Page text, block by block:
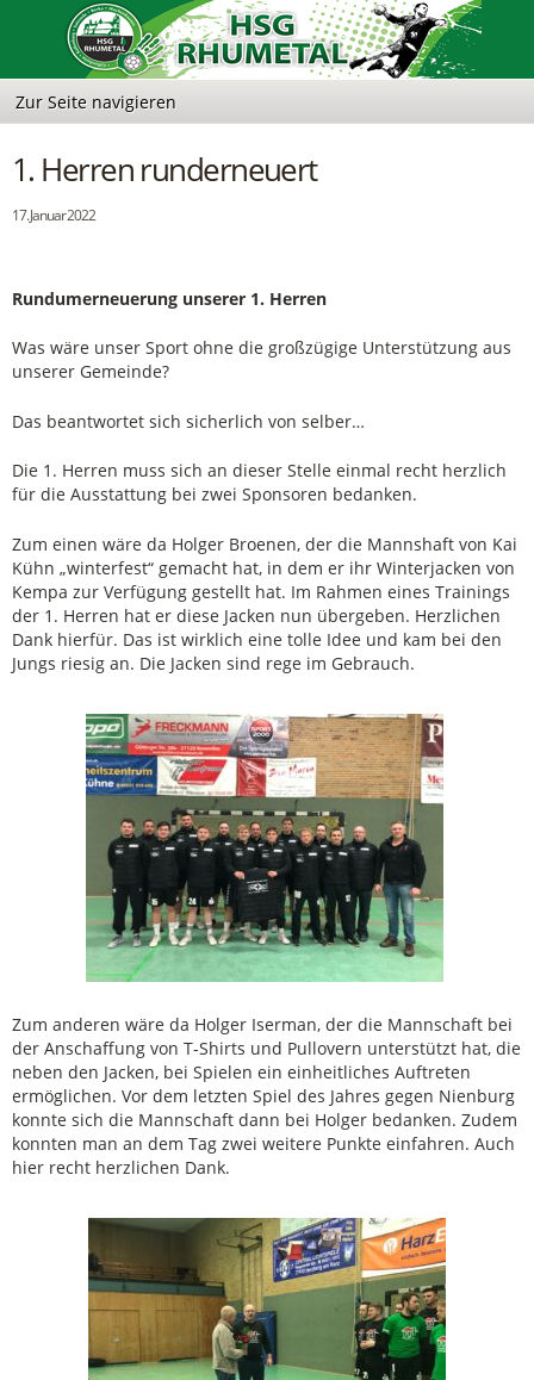
1. Herren runderneuert
17. Januar 2022
Rundumerneuerung unserer 1. Herren
Was wäre unser Sport ohne die großzügige Unterstützung aus
unserer Gemeinde?
Das beantwortet sich sicherlich von selber…
Die 1. Herren muss sich an dieser Stelle einmal recht herzlich
für die Ausstattung bei zwei Sponsoren bedanken.
Zum einen wäre da Holger Broenen, der die Mannshaft von Kai
Kühn „winterfest“ gemacht hat, in dem er ihr Winterjacken von
Kempa zur Verfügung gestellt hat. Im Rahmen eines Trainings
der 1. Herren hat er diese Jacken nun übergeben. Herzlichen
Dank hierfür. Das ist wirklich eine tolle Idee und kam bei den
Jungs riesig an. Die Jacken sind rege im Gebrauch.
Zum anderen wäre da Holger Iserman, der die Mannschaft bei
der Anschaffung von T-Shirts und Pullovern unterstützt hat, die
neben den Jacken, bei Spielen ein einheitliches Auftreten
ermöglichen. Vor dem letzten Spiel des Jahres gegen Nienburg
konnte sich die Mannschaft dann bei Holger bedanken. Zudem
konnten man an dem Tag zwei weitere Punkte einfahren. Auch
hier recht herzlichen Dank.